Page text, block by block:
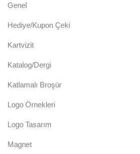
Genel
Hediye/Kupon Çeki
Kartvizit
Katalog/Dergi
Katlamalı Broşür
Logo Örnekleri
Logo Tasarım
Magnet